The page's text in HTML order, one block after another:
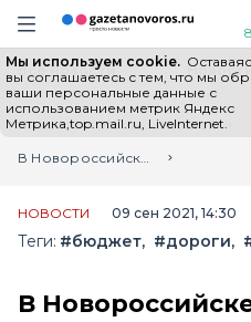
Информационный портал
Навигация сайта
Мы используем cookie.
вы соглашаетесь с тем, что мы
ваши персональные данные с
использованием метрик Яндекс
Метрика,top.mail.ru, LiveInternet.
Все новости
Главная
Лента новостей
В Новороссийске установят светофор на перекрестке Южной и Пионерской
НОВОСТИ 09 сен 2021, 14:30
Теги: #бюджет #дороги
В